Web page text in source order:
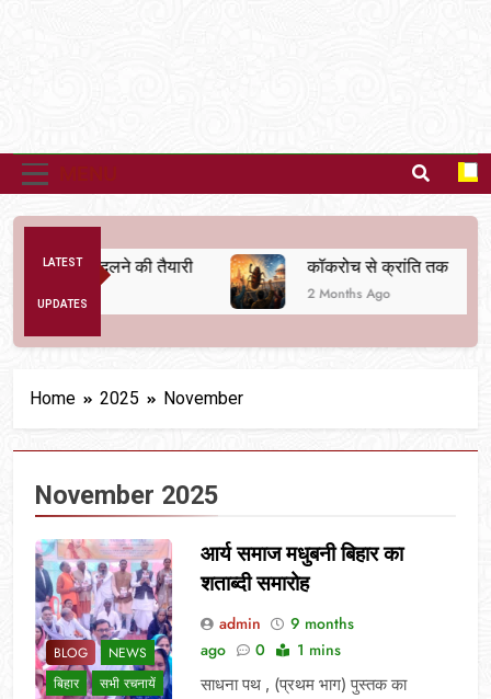
LATEST
UPDATES
बदलने की तैयारी कॉकरोच से क्रांति तक
2 Months Ago
Home 2025 November
November 2025
BLOG
NEWS
बिहार
सभी रचनायें
आर्य समाज मधुबनी बिहार का
शताब्दी समारोह
admin
9 months
ago
0 1 mins
साधना पथ , (प्रथम भाग) पुस्तक का